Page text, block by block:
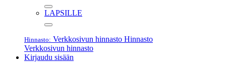
LAPSILLE
Hinnasto: Verkkosivun hinnasto Hinnasto
Verkkosivun hinnasto
Kirjaudu sisään